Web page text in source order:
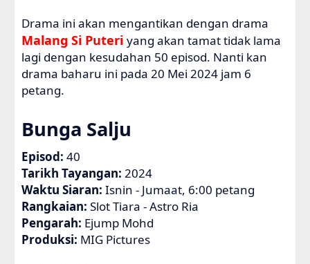
Drama ini akan mengantikan dengan drama
Malang Si Puteri yang akan tamat tidak lama
lagi dengan kesudahan 50 episod. Nanti kan
drama baharu ini pada 20 Mei 2024 jam 6
petang.
Bunga Salju
Episod: 40
Tarikh Tayangan: 2024
Waktu Siaran: Isnin - Jumaat, 6:00 petang
Rangkaian: Slot Tiara - Astro Ria
Pengarah: Ejump Mohd
Produksi: MIG Pictures